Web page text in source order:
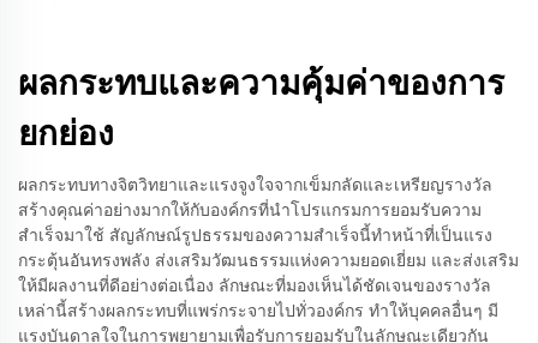
ผลกระทบและความคุ้มค่าของการ
ยกย่อง
ผลกระทบทางจิตวิทยาและแรงจูงใจจากเข็มกลัดและเหรียญรางวัล
สร้างคุณค่าอย่างมากให้กับองค์กรที่นำโปรแกรมการยอมรับความ
สำเร็จมาใช้ สัญลักษณ์รูปธรรมของความสำเร็จนี้ทำหน้าที่เป็นแรง
กระตุ้นอันทรงพลัง ส่งเสริมวัฒนธรรมแห่งความยอดเยี่ยม และส่งเสริม
ให้มีผลงานที่ดีอย่างต่อเนื่อง ลักษณะที่มองเห็นได้ชัดเจนของรางวัล
เหล่านี้สร้างผลกระทบที่แพร่กระจายไปทั่วองค์กร ทำให้บุคคลอื่นๆ มี
แรงบันดาลใจในการพยายามเพื่อรับการยอมรับในลักษณะเดียวกัน